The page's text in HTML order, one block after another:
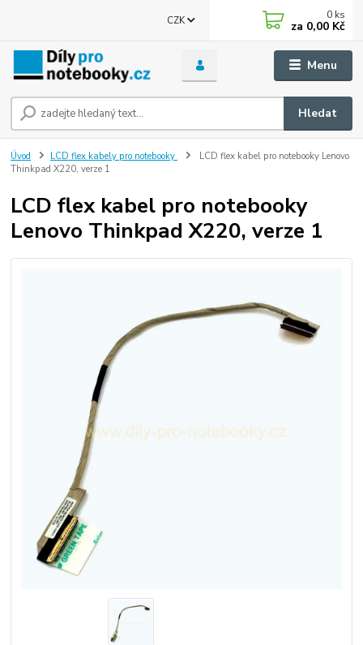
Menu
CZK
Hledat
0 ks
za 0,00 Kč
Úvod LCD flex kabely pro notebooky
LCD flex kabel pro notebooky Lenovo
Thinkpad X220, verze 1
LCD flex kabel pro notebooky
Lenovo Thinkpad X220, verze 1